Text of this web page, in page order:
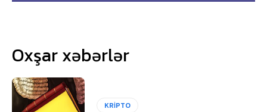
Oxşar xəbərlər
KRİPTO